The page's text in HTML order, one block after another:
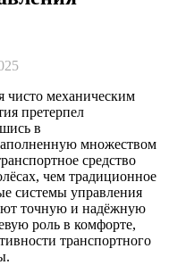
чисто механическим
претерпел
в
множеством
средство
чем традиционное
системы управления
точную и надёжную
роль в комфорте,
транспортного